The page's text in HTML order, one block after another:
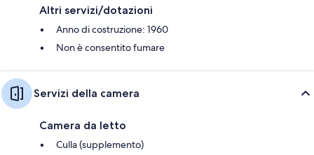
Altri servizi/dotazioni
Anno di costruzione: 1960
Non è consentito fumare
Servizi della camera
Camera da letto
Culla (supplemento)